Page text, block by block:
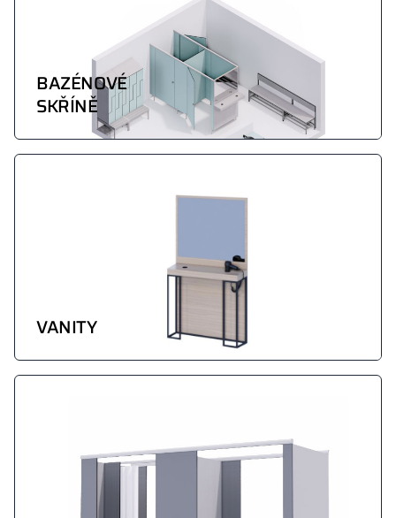
BAZÉNOVÉ
SKŘÍNĚ
VANITY